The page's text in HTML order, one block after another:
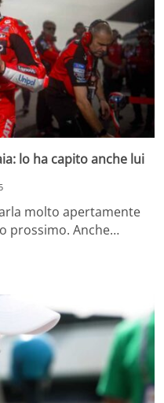
lo ha capito anche lui
molto apertamente
prossimo. Anche…